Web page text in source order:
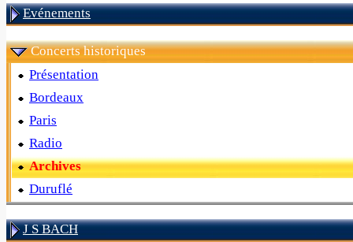
Evénements
Concerts historiques
Présentation
Bordeaux
Paris
Radio
Archives
Duruflé
J S BACH